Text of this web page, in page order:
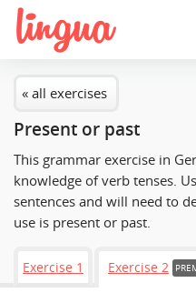
« all exercises
Present or past
This grammar exercise in
knowledge of verb tenses.
sentences and will need to
use is present or past.
Exercise 1 Exercise 2